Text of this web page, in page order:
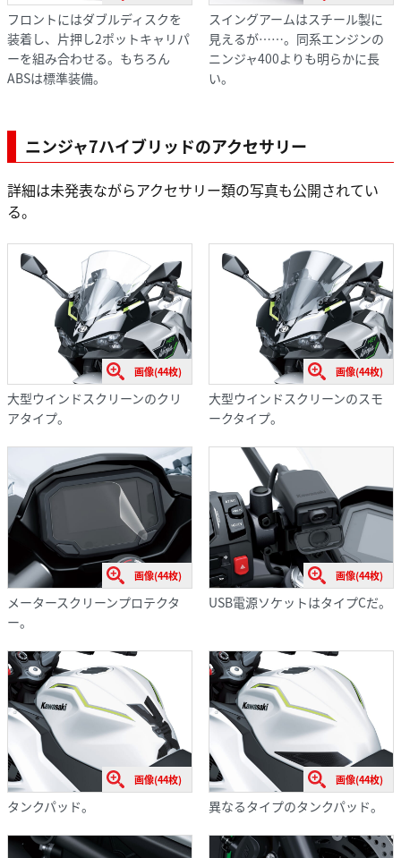
フロントにはダブルディスクを
装着し、片押し2ポットキャリパ
ーを組み合わせる。もちろん
ABSは標準装備。
スイングアームはスチール製に
見えるが……。同系エンジンの
ニンジャ400よりも明らかに長
い。
ニンジャ7ハイブリッドのアクセサリー
詳細は未発表ながらアクセサリー類の写真も公開されてい
る。
画像(44枚)
大型ウインドスクリーンのクリ
アタイプ。
画像(44枚)
大型ウインドスクリーンのスモ
ークタイプ。
画像(44枚)
メータースクリーンプロテクタ
ー。
画像(44枚)
USB電源ソケットはタイプCだ。
画像(44枚)
タンクパッド。
画像(44枚)
異なるタイプのタンクパッド。